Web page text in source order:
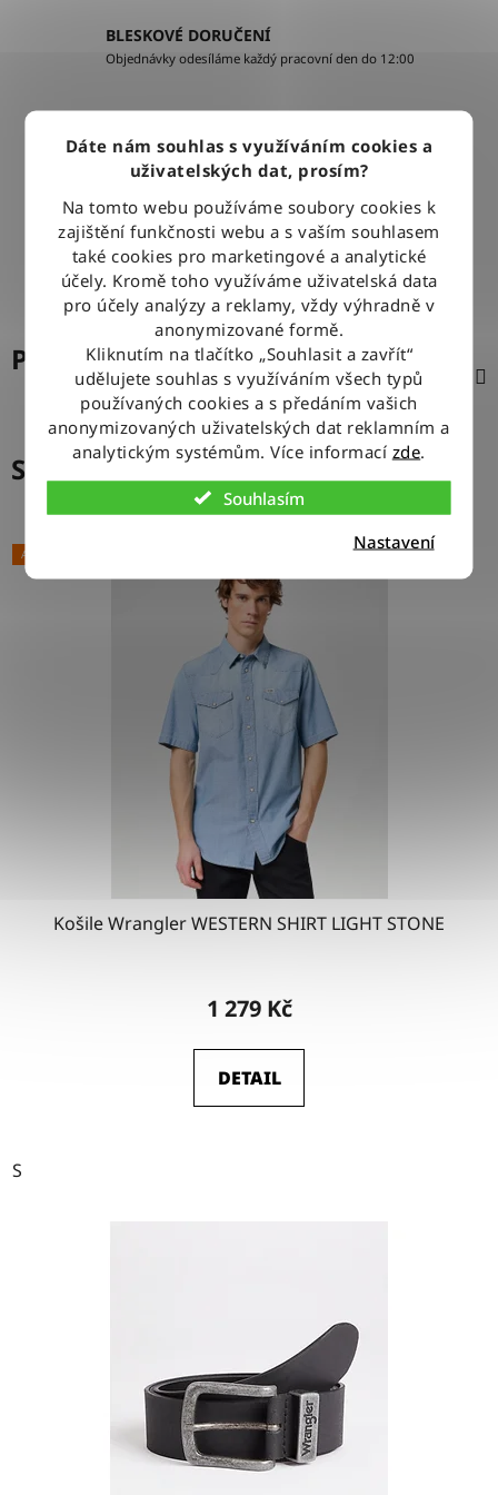
Dáte nám souhlas s využíváním cookies a
uživatelských dat, prosím?
Na tomto webu používáme soubory cookies k
zajištění funkčnosti webu a s vaším souhlasem
také cookies pro marketingové a analytické
účely. Kromě toho využíváme uživatelská data
pro účely analýzy a reklamy, vždy výhradně v
anonymizované formě.
Kliknutím na tlačítko „Souhlasit a zavřít“
udělujete souhlas s využíváním všech typů
používaných cookies a s předáním vašich
anonymizovaných uživatelských dat reklamním a
analytickým systémům. Více informací zde.
Souhlasím
Nastavení
BLESKOVÉ DORUČENÍ
Objednávky odesíláme každý pracovní den do 12:00
100% ZBOŽÍ SKLADEM
Veškeré vystavené zboží leží na našem skladě
VÝMĚNA ZBOŽÍ ZDARMA
Nevyhovující zboží zdarma vyměníme do 14 dnů od jeho
doručení
Popis
Související produkty
AKCE
Košile Wrangler WESTERN SHIRT LIGHT STONE
1 279 Kč
DETAIL
S